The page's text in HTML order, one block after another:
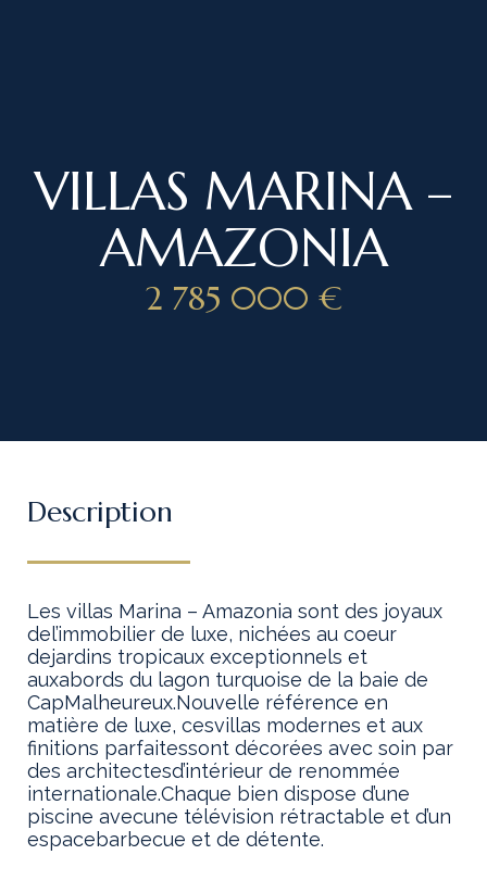
VILLAS MARINA –
AMAZONIA
2 785 000 €
Description
Les villas Marina – Amazonia sont des joyaux
del’immobilier de luxe, nichées au coeur
dejardins tropicaux exceptionnels et
auxabords du lagon turquoise de la baie de
CapMalheureux.Nouvelle référence en
matière de luxe, cesvillas modernes et aux
finitions parfaitessont décorées avec soin par
des architectesd’intérieur de renommée
internationale.Chaque bien dispose d’une
piscine avecune télévision rétractable et d’un
espacebarbecue et de détente.